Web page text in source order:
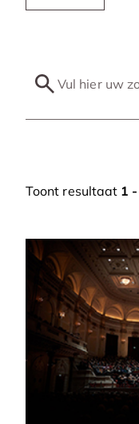
Toont resultaat 1